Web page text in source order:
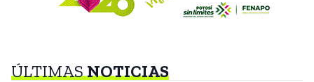
ÚLTIMASNOTICIAS